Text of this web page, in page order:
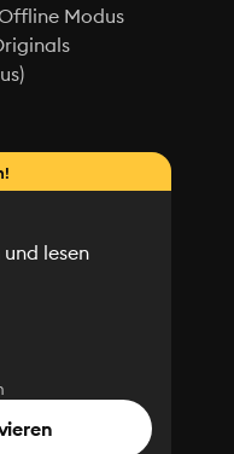
Modus
lesen